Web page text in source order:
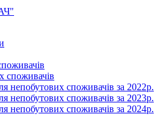
споживачів
непобутових споживачів за 2022р.
непобутових споживачів за 2023р.
непобутових споживачів за 2024р.